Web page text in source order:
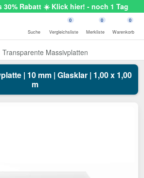
30% Rabatt ☀️ Klick hier! - noch 1 Tag
Suche
0
Vergleichsliste
0
Merkliste
0
Warenkorb
Transparente Massivplatten
| 10 mm | Glasklar | 1,00 x 1,00
m